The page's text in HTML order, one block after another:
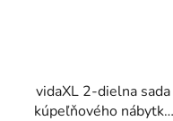
vidaXL 2-dielna sada
kúpeľňového nábytku